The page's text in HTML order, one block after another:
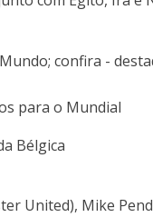
United), Mike